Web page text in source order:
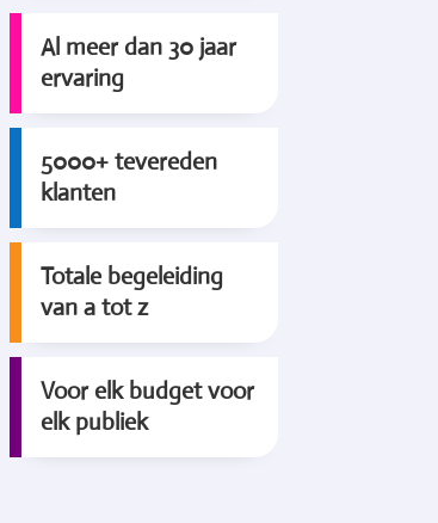
Al meer dan 30 jaar
ervaring
5000+ tevereden
klanten
Totale begeleiding
van a tot z
Voor elk budget voor
elk publiek